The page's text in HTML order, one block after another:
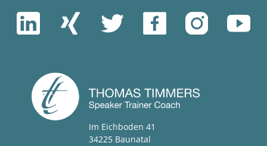
Im Eichboden 41
34225 Baunatal